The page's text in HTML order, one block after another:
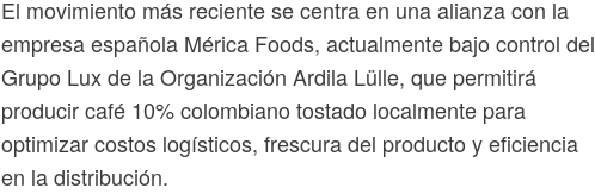
El movimiento más reciente se centra en una alianza con la
empresa española Mérica Foods, actualmente bajo control del
Grupo Lux de la Organización Ardila Lülle, que permitirá
producir café 10% colombiano tostado localmente para
optimizar costos logísticos, frescura del producto y eficiencia
en la distribución.